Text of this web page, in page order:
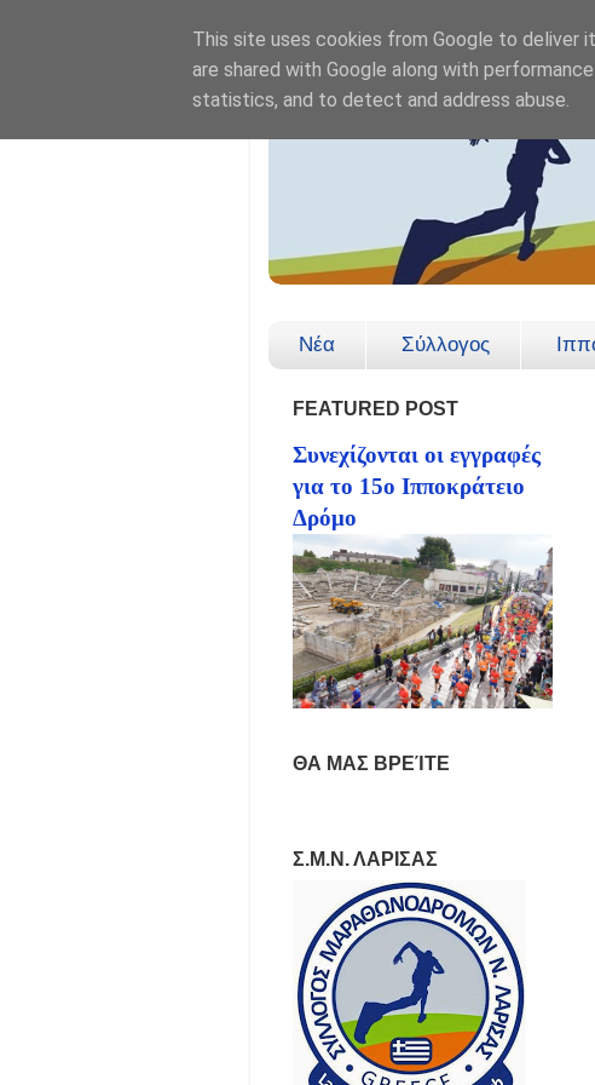
Νέα Σύλλογος
FEATURED POST
Συνεχίζονται οι εγγραφές
για το 15ο Ιπποκράτειο
Δρόμο
ΘΑ ΜΑΣ ΒΡΕΊΤΕ
Σ.Μ.Ν. ΛΑΡΙΣΑΣ
This site uses cookies from Google to deliver
are shared with Google along with
statistics, and to detect and address abuse.